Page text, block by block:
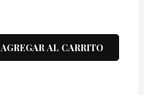
AGREGAR AL CARRITO